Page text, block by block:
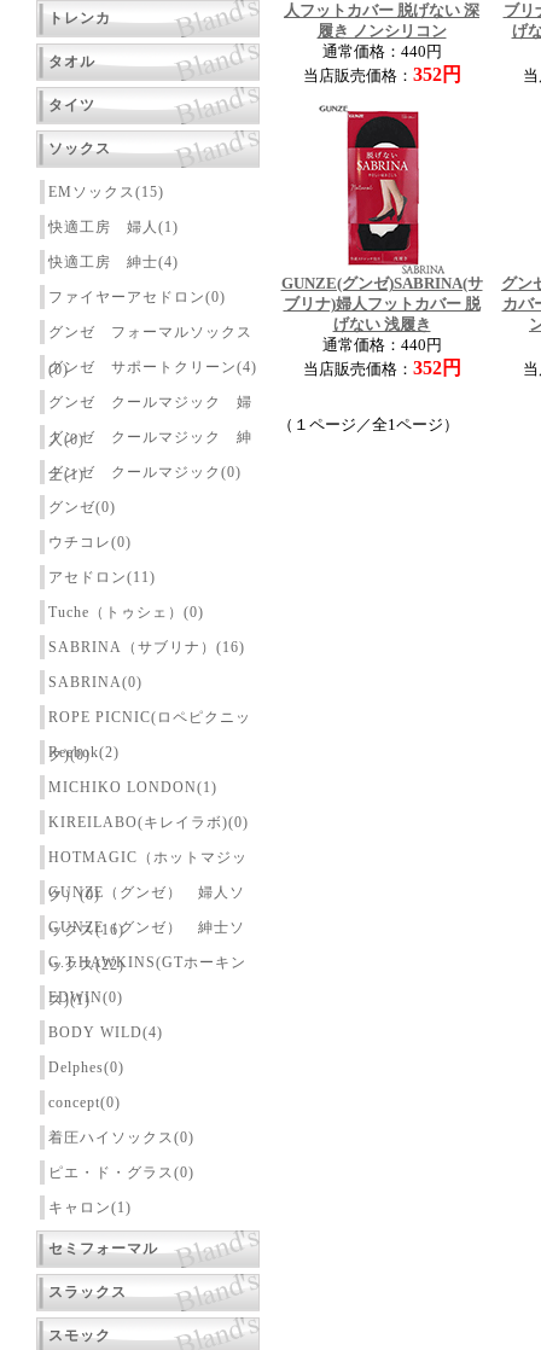
トレンカ
タオル
タイツ
ソックス
EMソックス(15)
快適工房 婦人(1)
快適工房 紳士(4)
ファイヤーアセドロン(0)
グンゼ フォーマルソックス
(0)
グンゼ サポートクリーン(4)
グンゼ クールマジック 婦
人(0)
グンゼ クールマジック 紳
士(1)
グンゼ クールマジック(0)
グンゼ(0)
ウチコレ(0)
アセドロン(11)
Tuche（トゥシェ）(0)
SABRINA（サブリナ）(16)
SABRINA(0)
ROPE PICNIC(ロペピクニッ
ク)(0)
Reebok(2)
MICHIKO LONDON(1)
KIREILABO(キレイラボ)(0)
HOTMAGIC（ホットマジッ
ク）(0)
GUNZE（グンゼ） 婦人ソ
ックス(16)
GUNZE（グンゼ） 紳士ソ
ックス(22)
G.T.HAWKINS(GTホーキン
ス)(1)
EDWIN(0)
BODY WILD(4)
Delphes(0)
concept(0)
着圧ハイソックス(0)
ピエ・ド・グラス(0)
キャロン(1)
セミフォーマル
スラックス
スモック
人フットカバー 脱げない 深
履き ノンシリコン
通常価格：440円
当店販売価格： 352円
ブリ
げ
GUNZE(グンゼ)SABRINA(サ
ブリナ)婦人フットカバー 脱
げない 浅履き
通常価格：440円
当店販売価格： 352円
グン
カバ
（１ページ／全1ページ）